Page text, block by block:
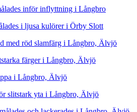
inför inflyttning i Långbro
i ljusa kulörer i Örby Slott
med röd slamfärg i Långbro, Älvjö
färger i Långbro, Älvjö
i Långbro, Älvjö
slitstark yta i Långbro, Älvjö